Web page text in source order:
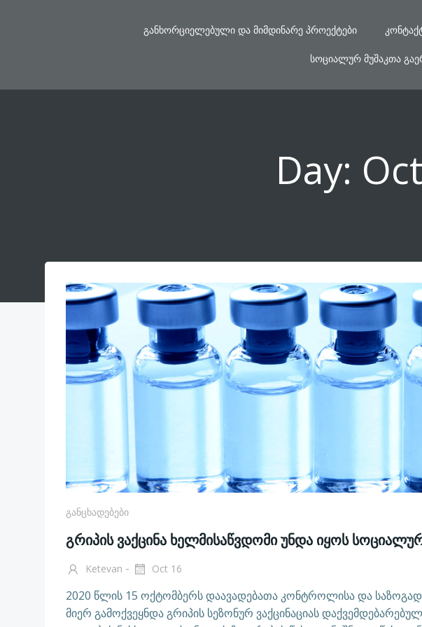
ᲒᲐᲜᲮᲝᲠᲪᲘᲔᲚᲔᲑᲣᲚᲘ ᲓᲐ ᲛᲘᲛᲓᲘᲜᲐᲠᲔ ᲞᲠᲝᲔᲥᲢᲔᲑᲘ
ᲡᲝᲪᲘᲐᲚᲣᲠ ᲛᲣᲨᲐᲙᲗᲐ
Day:
Განცხადებები
გრიპის ვაქცინა ხელმისაწვდომი უნდა იყოს
Ketevan - Oct 16
2020 წლის 15 ოქტომბერს დაავადებათა კონტროლისა და
მიერ გამოქვეყნდა გრიპის სეზონურ ვაქცინაციას